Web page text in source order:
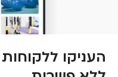
העניקו